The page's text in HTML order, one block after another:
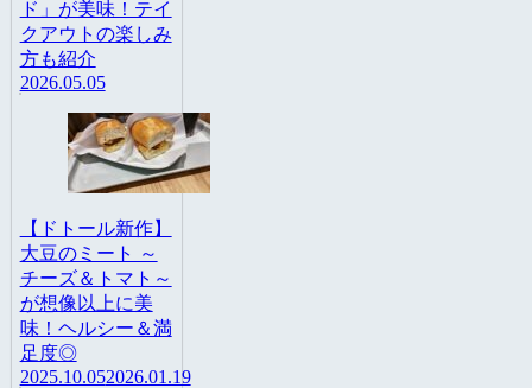
ド」が美味！テイ
クアウトの楽しみ
方も紹介
2026.05.05
【ドトール新作】
大豆のミート ～
チーズ＆トマト～
が想像以上に美
味！ヘルシー＆満
足度◎
2025.10.052026.01.19